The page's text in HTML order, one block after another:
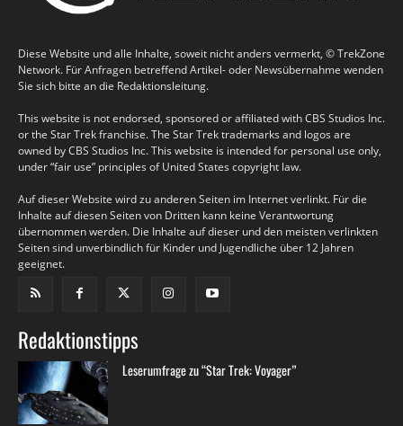
Diese Website und alle Inhalte, soweit nicht anders vermerkt, © TrekZone
Network. Für Anfragen betreffend Artikel- oder Newsübernahme wenden
Sie sich bitte an die Redaktionsleitung.
This website is not endorsed, sponsored or affiliated with CBS Studios Inc.
or the Star Trek franchise. The Star Trek trademarks and logos are
owned by CBS Studios Inc. This website is intended for personal use only,
under “fair use” principles of United States copyright law.
Auf dieser Website wird zu anderen Seiten im Internet verlinkt. Für die
Inhalte auf diesen Seiten von Dritten kann keine Verantwortung
übernommen werden. Die Inhalte auf dieser und den meisten verlinkten
Seiten sind unverbindlich für Kinder und Jugendliche über 12 Jahren
geeignet.
Redaktionstipps
Leserumfrage zu “Star Trek: Voyager”